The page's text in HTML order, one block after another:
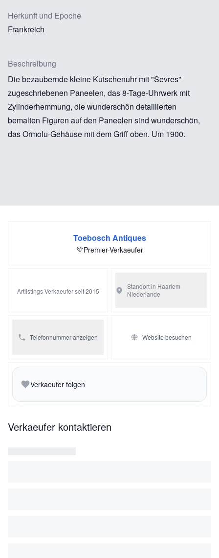
Herkunft und Epoche
Frankreich
Beschreibung
Die bezaubernde kleine Kutschenuhr mit "Sevres"
zugeschriebenen Paneelen, das 8-Tage-Uhrwerk mit
Zylinderhemmung, die wunderschön detaillierten
bemalten Figuren auf den Paneelen sind wunderschön,
das Ormolu-Gehäuse mit dem Griff oben. Um 1900.
Toebosch Antiques
Premier-Verkaeufer
Artlistings-Verkaeufer seit 2015
Standort in Haarlem
Niederlande
Telefonnummer anzeigen Website besuchen
Verkaeufer folgen
Verkaeufer kontaktieren